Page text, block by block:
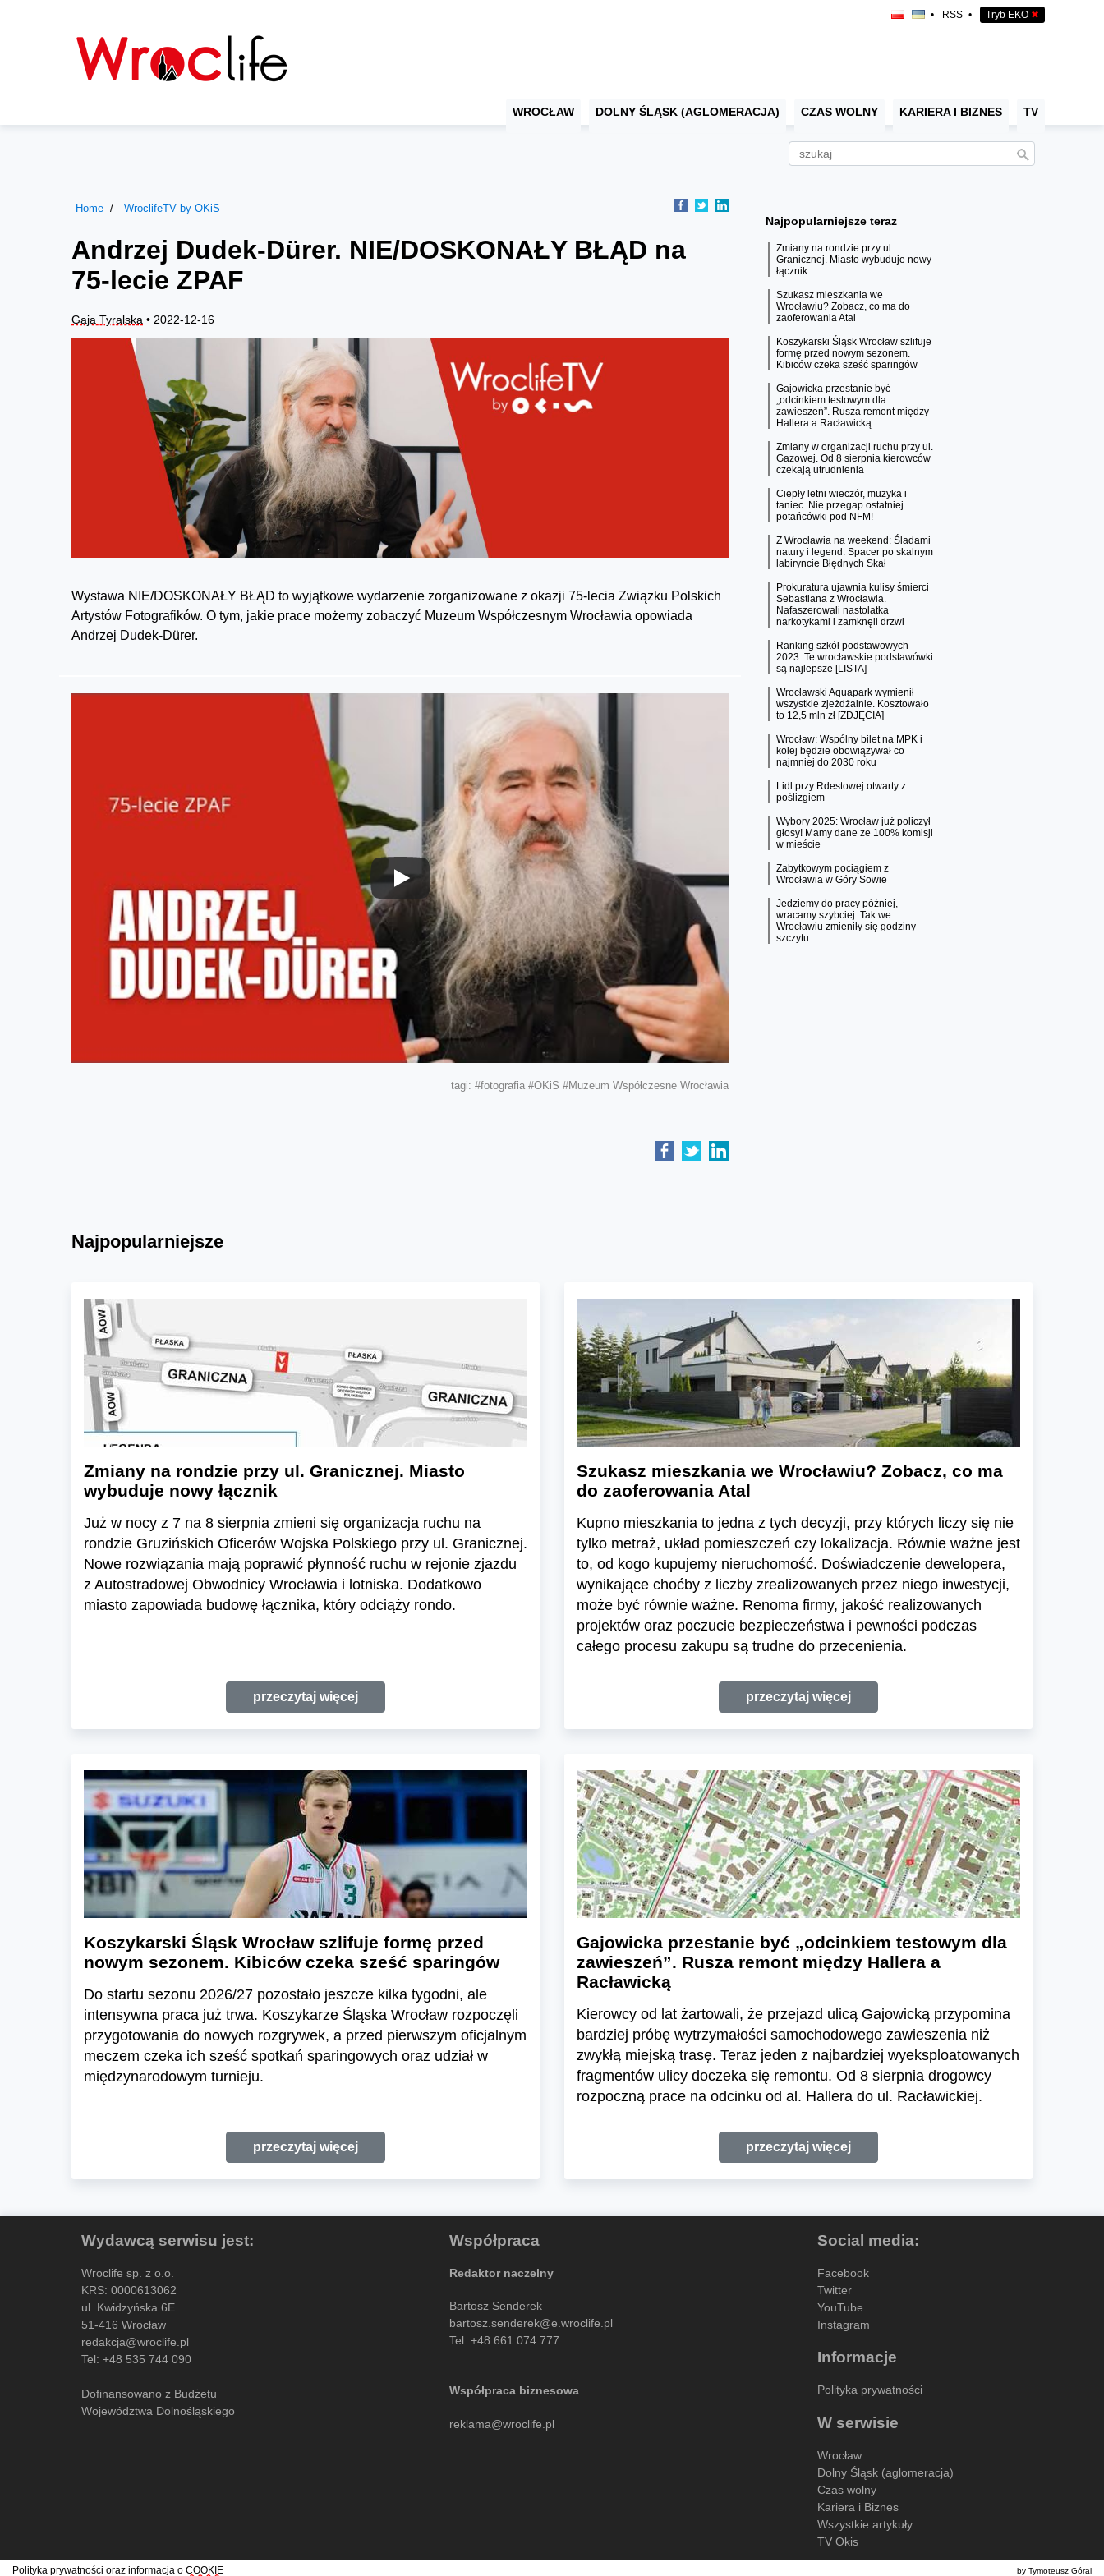
• RSS • Tryb EKO ✖
WROCŁAW DOLNY ŚLĄSK (AGLOMERACJA) CZAS WOLNY KARIERA I BIZNES TV
Home WroclifeTV by OKiS
Andrzej Dudek-Dürer. NIE/DOSKONAŁY BŁĄD na
75-lecie ZPAF
Gaja Tyralska • 2022-12-16
Wystawa NIE/DOSKONAŁY BŁĄD to wyjątkowe wydarzenie zorganizowane z okazji 75-lecia Związku Polskich
Artystów Fotografików. O tym, jakie prace możemy zobaczyć Muzeum Współczesnym Wrocławia opowiada
Andrzej Dudek-Dürer.
tagi: #fotografia #OKiS #Muzeum Współczesne Wrocławia
Najpopularniejsze teraz
Zmiany na rondzie przy ul.
Granicznej. Miasto wybuduje nowy
łącznik
Szukasz mieszkania we
Wrocławiu? Zobacz, co ma do
zaoferowania Atal
Koszykarski Śląsk Wrocław szlifuje
formę przed nowym sezonem.
Kibiców czeka sześć sparingów
Gajowicka przestanie być
„odcinkiem testowym dla
zawieszeń”. Rusza remont między
Hallera a Racławicką
Zmiany w organizacji ruchu przy ul.
Gazowej. Od 8 sierpnia kierowców
czekają utrudnienia
Ciepły letni wieczór, muzyka i
taniec. Nie przegap ostatniej
potańcówki pod NFM!
Z Wrocławia na weekend: Śladami
natury i legend. Spacer po skalnym
labiryncie Błędnych Skał
Prokuratura ujawnia kulisy śmierci
Sebastiana z Wrocławia.
Nafaszerowali nastolatka
narkotykami i zamknęli drzwi
Ranking szkół podstawowych
2023. Te wrocławskie podstawówki
są najlepsze [LISTA]
Wrocławski Aquapark wymienił
wszystkie zjeżdżalnie. Kosztowało
to 12,5 mln zł [ZDJĘCIA]
Wrocław: Wspólny bilet na MPK i
kolej będzie obowiązywał co
najmniej do 2030 roku
Lidl przy Rdestowej otwarty z
poślizgiem
Wybory 2025: Wrocław już policzył
głosy! Mamy dane ze 100% komisji
w mieście
Zabytkowym pociągiem z
Wrocławia w Góry Sowie
Jedziemy do pracy później,
wracamy szybciej. Tak we
Wrocławiu zmieniły się godziny
szczytu
Najpopularniejsze
Zmiany na rondzie przy ul. Granicznej. Miasto
wybuduje nowy łącznik
Już w nocy z 7 na 8 sierpnia zmieni się organizacja ruchu na
rondzie Gruzińskich Oficerów Wojska Polskiego przy ul. Granicznej.
Nowe rozwiązania mają poprawić płynność ruchu w rejonie zjazdu
z Autostradowej Obwodnicy Wrocławia i lotniska. Dodatkowo
miasto zapowiada budowę łącznika, który odciąży rondo.
przeczytaj więcej
Szukasz mieszkania we Wrocławiu? Zobacz, co ma
do zaoferowania Atal
Kupno mieszkania to jedna z tych decyzji, przy których liczy się nie
tylko metraż, układ pomieszczeń czy lokalizacja. Równie ważne jest
to, od kogo kupujemy nieruchomość. Doświadczenie dewelopera,
wynikające choćby z liczby zrealizowanych przez niego inwestycji,
może być równie ważne. Renoma firmy, jakość realizowanych
projektów oraz poczucie bezpieczeństwa i pewności podczas
całego procesu zakupu są trudne do przecenienia.
przeczytaj więcej
Koszykarski Śląsk Wrocław szlifuje formę przed
nowym sezonem. Kibiców czeka sześć sparingów
Do startu sezonu 2026/27 pozostało jeszcze kilka tygodni, ale
intensywna praca już trwa. Koszykarze Śląska Wrocław rozpoczęli
przygotowania do nowych rozgrywek, a przed pierwszym oficjalnym
meczem czeka ich sześć spotkań sparingowych oraz udział w
międzynarodowym turnieju.
przeczytaj więcej
Gajowicka przestanie być „odcinkiem testowym dla
zawieszeń”. Rusza remont między Hallera a
Racławicką
Kierowcy od lat żartowali, że przejazd ulicą Gajowicką przypomina
bardziej próbę wytrzymałości samochodowego zawieszenia niż
zwykłą miejską trasę. Teraz jeden z najbardziej wyeksploatowanych
fragmentów ulicy doczeka się remontu. Od 8 sierpnia drogowcy
rozpoczną prace na odcinku od al. Hallera do ul. Racławickiej.
przeczytaj więcej
Wydawcą serwisu jest:
Wroclife sp. z o.o.
KRS: 0000613062
ul. Kwidzyńska 6E
51-416 Wrocław
redakcja@wroclife.pl
Tel: +48 535 744 090
Dofinansowano z Budżetu
Województwa Dolnośląskiego
Współpraca
Redaktor naczelny
Bartosz Senderek
bartosz.senderek@e.wroclife.pl
Tel: +48 661 074 777
Współpraca biznesowa
reklama@wroclife.pl
Social media:
Facebook
Twitter
YouTube
Instagram
Informacje
Polityka prywatności
W serwisie
Wrocław
Dolny Śląsk (aglomeracja)
Czas wolny
Kariera i Biznes
Wszystkie artykuły
TV Okis
Polityka prywatności oraz informacja o COOKIE by Tymoteusz Góral